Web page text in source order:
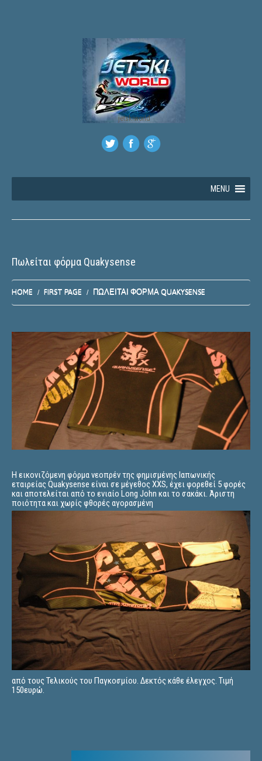
jetskiworld
MENU
Πωλείται φόρμα Quakysense
HOME FIRST PAGE ΠΩΛΕΊΤΑΙ ΦΌΡΜΑ QUAKYSENSE
Η εικονιζόμενη φόρμα νεοπρέν της φημισμένης Ιαπωνικής
εταιρείας Quakysense είναι σε μέγεθος XXS, έχει φορεθεί 5 φορές
και αποτελείται από το ενιαίο Long John και το σακάκι. Άριστη
ποιότητα και χωρίς φθορές αγορασμένη
από τους Τελικούς του Παγκοσμίου. Δεκτός κάθε έλεγχος. Τιμή
150ευρώ.